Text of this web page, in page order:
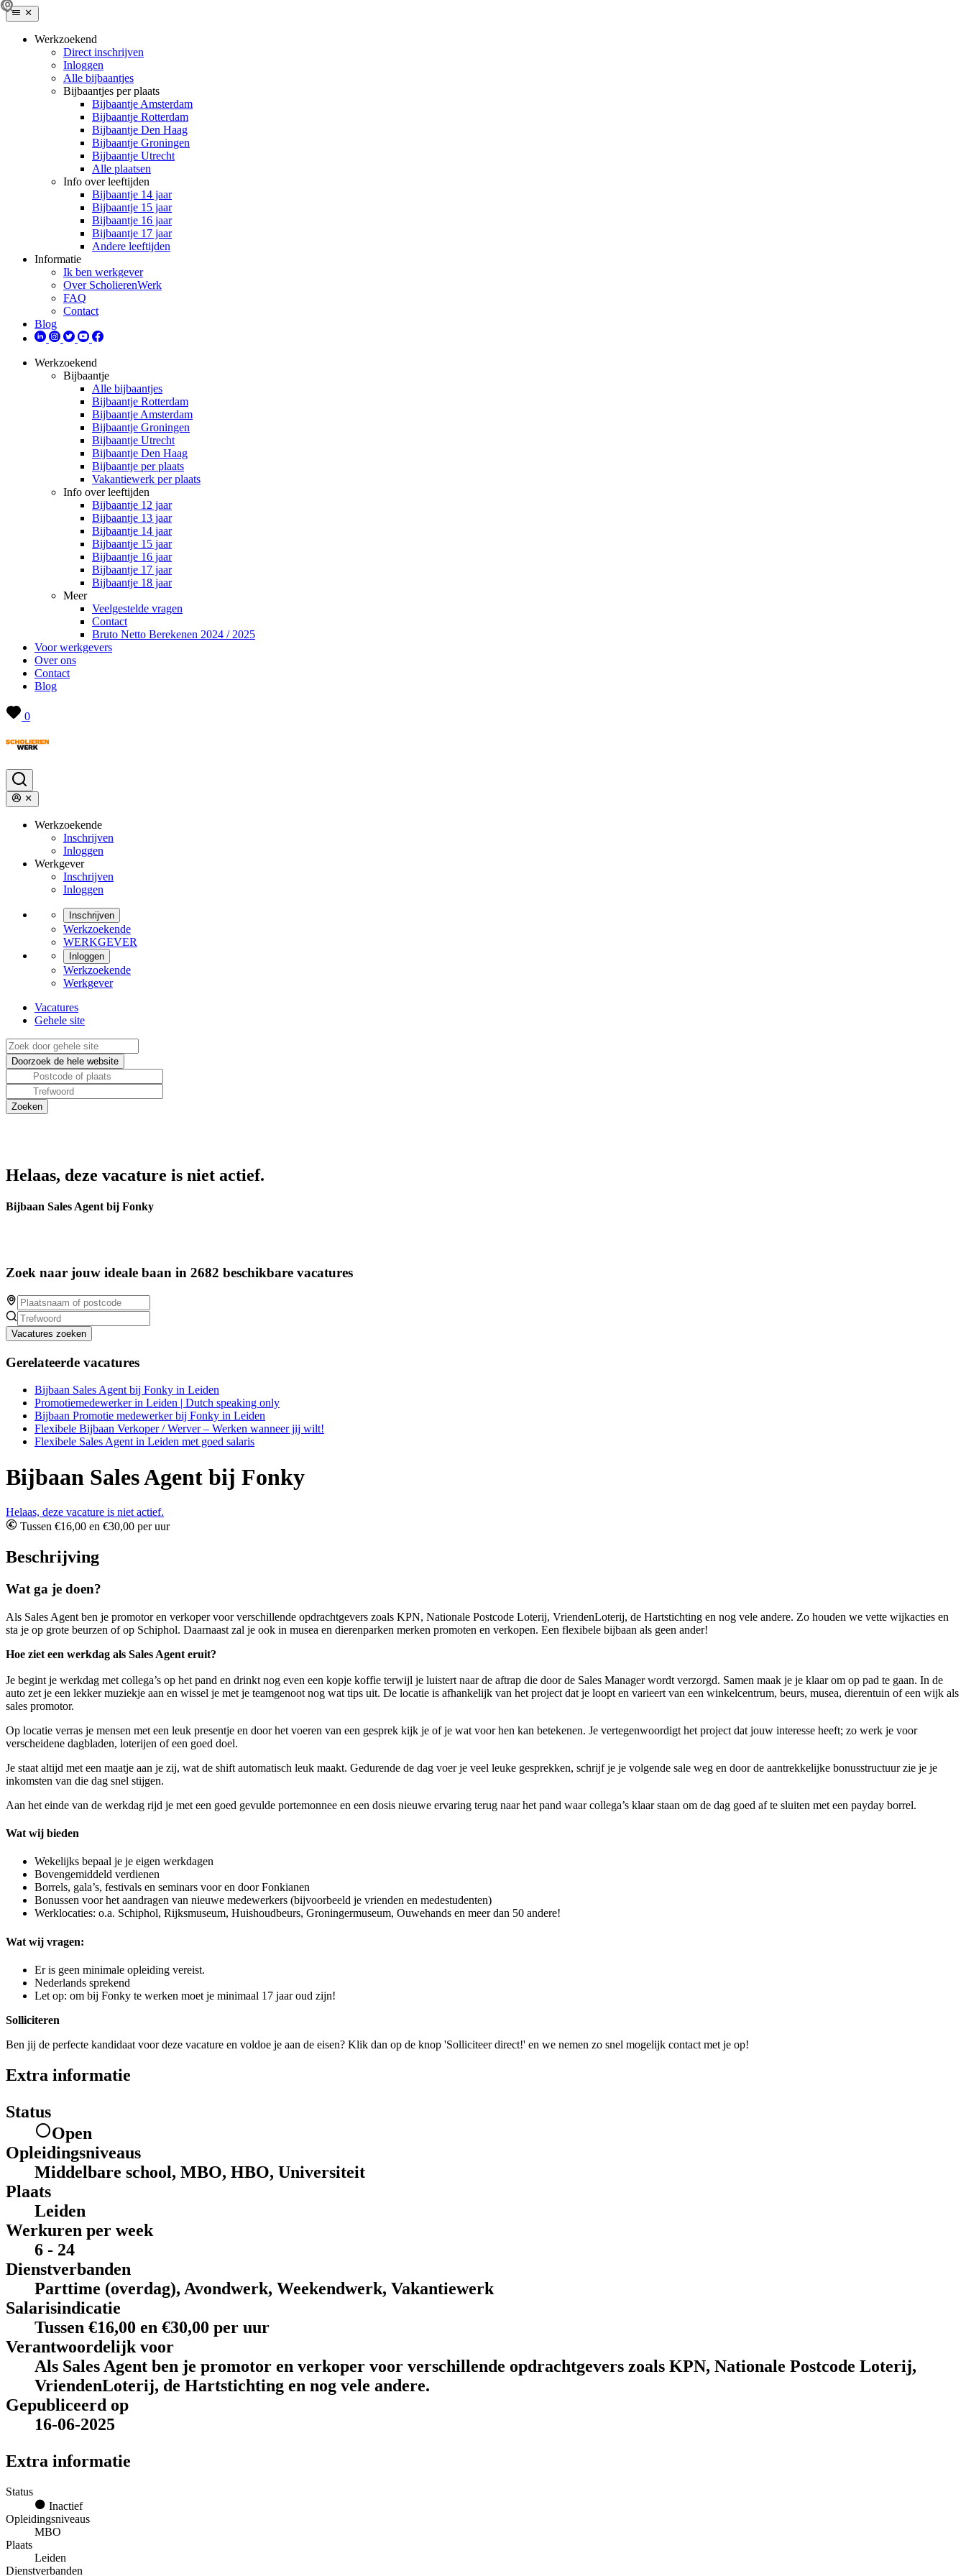
Werkzoekend
Direct inschrijven
Inloggen
Alle bijbaantjes
Bijbaantjes per plaats
Bijbaantje Amsterdam
Bijbaantje Rotterdam
Bijbaantje Den Haag
Bijbaantje Groningen
Bijbaantje Utrecht
Alle plaatsen
Info over leeftijden
Bijbaantje 14 jaar
Bijbaantje 15 jaar
Bijbaantje 16 jaar
Bijbaantje 17 jaar
Andere leeftijden
Informatie
Ik ben werkgever
Over ScholierenWerk
FAQ
Contact
Blog
Werkzoekend
Bijbaantje
Alle bijbaantjes
Bijbaantje Rotterdam
Bijbaantje Amsterdam
Bijbaantje Groningen
Bijbaantje Utrecht
Bijbaantje Den Haag
Bijbaantje per plaats
Vakantiewerk per plaats
Info over leeftijden
Bijbaantje 12 jaar
Bijbaantje 13 jaar
Bijbaantje 14 jaar
Bijbaantje 15 jaar
Bijbaantje 16 jaar
Bijbaantje 17 jaar
Bijbaantje 18 jaar
Meer
Veelgestelde vragen
Contact
Bruto Netto Berekenen 2024 / 2025
Voor werkgevers
Over ons
Contact
Blog
0
Werkzoekende
Inschrijven
Inloggen
Werkgever
Inschrijven
Inloggen
Inschrijven
Werkzoekende
WERKGEVER
Inloggen
Werkzoekende
Werkgever
Vacatures
Gehele site
Helaas, deze vacature is niet actief.
Bijbaan Sales Agent bij Fonky
Zoek naar jouw ideale baan in 2682 beschikbare vacatures
Vacatures zoeken
Gerelateerde vacatures
Bijbaan Sales Agent bij Fonky in Leiden
Promotiemedewerker in Leiden | Dutch speaking only
Bijbaan Promotie medewerker bij Fonky in Leiden
Flexibele Bijbaan Verkoper / Werver – Werken wanneer jij wilt!
Flexibele Sales Agent in Leiden met goed salaris
Bijbaan Sales Agent bij Fonky
Helaas, deze vacature is niet actief.
Tussen €16,00 en €30,00 per uur
Beschrijving
Wat ga je doen?
Als Sales Agent ben je promotor en verkoper voor verschillende opdrachtgevers zoals KPN, Nationale Postcode Loterij, VriendenLoterij, de Hartstichting en nog vele andere. Zo houden we vette wijkacties en
sta je op grote beurzen of op Schiphol. Daarnaast zal je ook in musea en dierenparken merken promoten en verkopen. Een flexibele bijbaan als geen ander!
Hoe ziet een werkdag als Sales Agent eruit?
Je begint je werkdag met collega’s op het pand en drinkt nog even een kopje koffie terwijl je luistert naar de aftrap die door de Sales Manager wordt verzorgd. Samen maak je je klaar om op pad te gaan. In de
auto zet je een lekker muziekje aan en wissel je met je teamgenoot nog wat tips uit. De locatie is afhankelijk van het project dat je loopt en varieert van een winkelcentrum, beurs, musea, dierentuin of een wijk als
sales promotor.
Op locatie verras je mensen met een leuk presentje en door het voeren van een gesprek kijk je of je wat voor hen kan betekenen. Je vertegenwoordigt het project dat jouw interesse heeft; zo werk je voor
verscheidene dagbladen, loterijen of een goed doel.
Je staat altijd met een maatje aan je zij, wat de shift automatisch leuk maakt. Gedurende de dag voer je veel leuke gesprekken, schrijf je je volgende sale weg en door de aantrekkelijke bonusstructuur zie je je
inkomsten van die dag snel stijgen.
Aan het einde van de werkdag rijd je met een goed gevulde portemonnee en een dosis nieuwe ervaring terug naar het pand waar collega’s klaar staan om de dag goed af te sluiten met een payday borrel.
Wat wij bieden
Wekelijks bepaal je je eigen werkdagen
Bovengemiddeld verdienen
Borrels, gala’s, festivals en seminars voor en door Fonkianen
Bonussen voor het aandragen van nieuwe medewerkers (bijvoorbeeld je vrienden en medestudenten)
Werklocaties: o.a. Schiphol, Rijksmuseum, Huishoudbeurs, Groningermuseum, Ouwehands en meer dan 50 andere!
Wat wij vragen:
Er is geen minimale opleiding vereist.
Nederlands sprekend
Let op: om bij Fonky te werken moet je minimaal 17 jaar oud zijn!
Solliciteren
Ben jij de perfecte kandidaat voor deze vacature en voldoe je aan de eisen? Klik dan op de knop 'Solliciteer direct!' en we nemen zo snel mogelijk contact met je op!
Extra informatie
Status
Open
Opleidingsniveaus
Middelbare school, MBO, HBO, Universiteit
Plaats
Leiden
Werkuren per week
6 - 24
Dienstverbanden
Parttime (overdag), Avondwerk, Weekendwerk, Vakantiewerk
Salarisindicatie
Tussen €16,00 en €30,00 per uur
Verantwoordelijk voor
Als Sales Agent ben je promotor en verkoper voor verschillende opdrachtgevers zoals KPN, Nationale Postcode Loterij,
VriendenLoterij, de Hartstichting en nog vele andere.
Gepubliceerd op
16-06-2025
Extra informatie
Status
Inactief
Opleidingsniveaus
MBO
Plaats
Leiden
Dienstverbanden